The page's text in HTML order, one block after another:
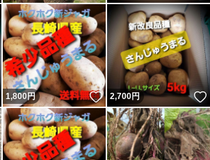
いいね！
1,800 円 いいね！
2,700円